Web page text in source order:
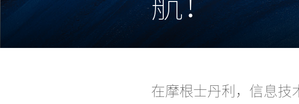
在摩根士丹利，信息技